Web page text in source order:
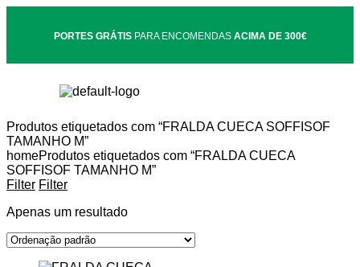
PORTES GRÁTISPARA ENCOMENDAS ACIMA DE 300€
Produtos etiquetados com “FRALDA CUECA SOFFISOF
TAMANHO M”
homeProdutos etiquetados com “FRALDA CUECA
SOFFISOF TAMANHO M”
Filter Filter
Apenas um resultado